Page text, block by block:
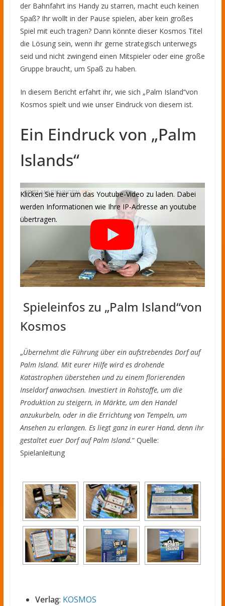
der Bahnfahrt ins Handy zu starren, macht euch keinen
Spaß? Ihr wollt in der Pause spielen, aber kein großes
Spiel mit euch tragen? Dann könnte dieser Kosmos Titel
die Lösung sein, wenn ihr gerne strategisch unterwegs
seid und nicht zwingend einen Mitspieler oder eine große
Gruppe braucht, um Spaß zu haben.
In diesem Bericht erfahrt ihr, wie sich „Palm Island“von
Kosmos spielt und wie unser Eindruck von diesem ist.
Ein Eindruck von „Palm
Islands“
Spieleinfos zu „Palm Island“von
Kosmos
„Übernehmt die Führung über ein aufstrebendes Dorf auf
Palm Island. Mit eurer Hilfe wird es drohende
Katastrophen überstehen und zu einem florierenden
Inseldorf anwachsen. Investiert in Rohstoffe, um die
Produktion zu steigern, in Märkte, um den Handel
anzukurbeln, oder in die Errichtung von Tempeln, um
Ansehen zu erlangen. Es liegt ganz in eurer Hand, denn ihr
gestaltet euer Dorf auf Palm Island.“ Quelle:
Spielanleitung
Verlag: KOSMOS